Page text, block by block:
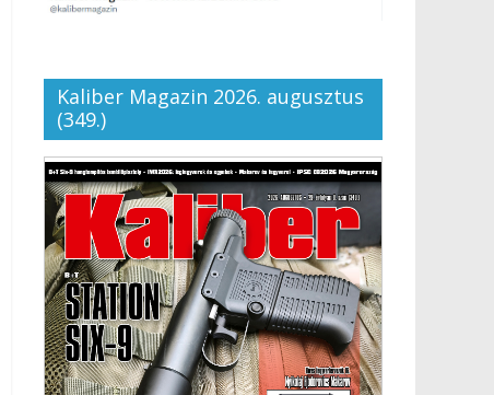
Kaliber Magazin 2026. augusztus
(349.)